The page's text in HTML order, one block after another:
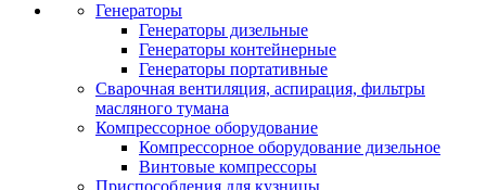
Генераторы
Генераторы дизельные
Генераторы контейнерные
Генераторы портативные
Сварочная вентиляция, аспирация, фильтры
масляного тумана
Компрессорное оборудование
Компрессорное оборудование дизельное
Винтовые компрессоры
Приспособления для кузницы